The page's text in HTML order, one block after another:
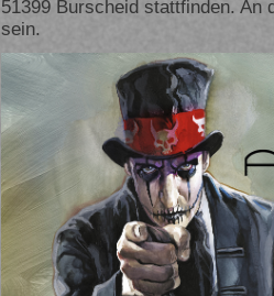
51399 Burscheid stattfinden. An
sein.